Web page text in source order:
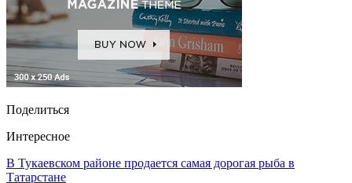
Поделиться
Интересное
В Тукаевском районе продается самая дорогая рыба в
Татарстане